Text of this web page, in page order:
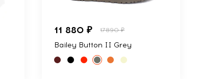
11 880 ₽ 17890 ₽
Bailey Button II Grey